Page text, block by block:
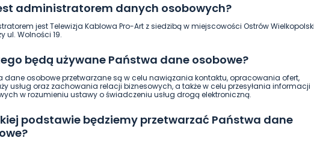
administratorem danych osobowych?
jest Telewizja Kablowa Pro-Art z siedzibą w miejscowości Ostrów
ul. Wolności 19.
będą używane Państwa dane osobowe?
dane osobowe przetwarzane są w celu nawiązania kontaktu, opracowania ofert,
usług oraz zachowania relacji biznesowych, a także w celu przesyłania informacji
w rozumieniu ustawy o świadczeniu usług drogą elektroniczną.
podstawie będziemy przetwarzać Państwa dane
REGION WIADOMOŚCI
Koniec z szukaniem kiosku. Biletomaty